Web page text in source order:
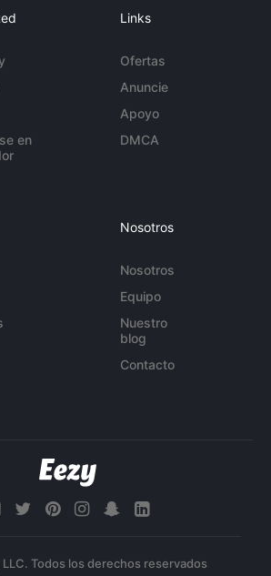
en
Links
Ofertas
Anuncie
Apoyo
DMCA
Nosotros
Nosotros
Equipo
Nuestro
blog
Contacto
Todos los derechos reservados